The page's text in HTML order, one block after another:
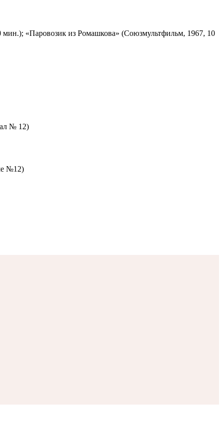
«Паровозик из Ромашкова» (Союзмультфильм, 1967, 10
№ 12)
№12)